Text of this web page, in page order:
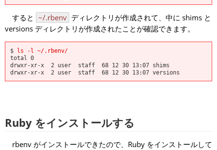
すると ~/.rbenv ディレクトリが作成されて、中に shims と
versions ディレクトリが作成されたことが確認できます。
$ ls -l ~/.rbenv/
total 0
drwxr-xr-x  2 user  staff  68 12 30 13:07 shims
Ruby をインストールする
rbenv がインストールできたので、Ruby をインストールして